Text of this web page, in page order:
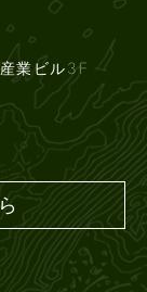
業ビル3F